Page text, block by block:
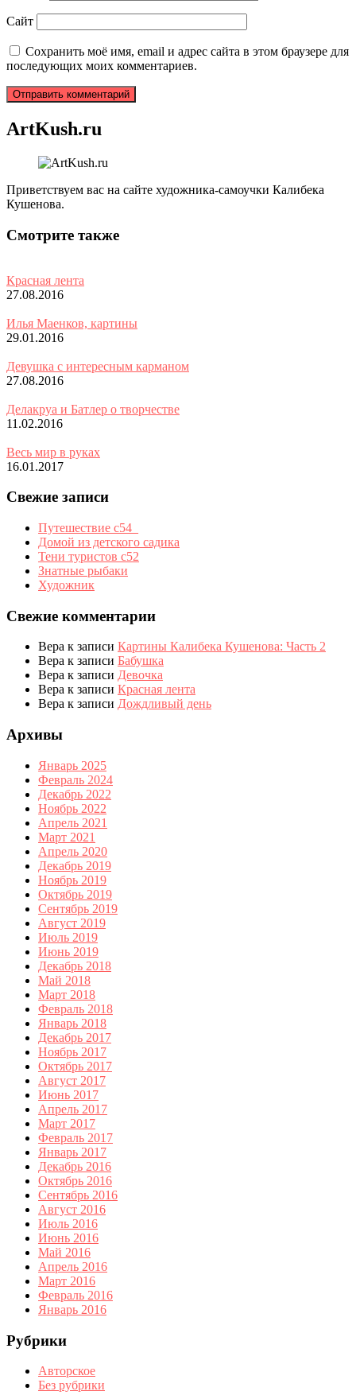
Сайт
Сохранить моё имя, email и адрес сайта в этом браузере для
последующих моих комментариев.
ArtKush.ru
Приветствуем вас на сайте художника-самоучки Калибека
Кушенова.
Смотрите также
Красная лента
27.08.2016
Илья Маенков, картины
29.01.2016
Девушка с интересным карманом
27.08.2016
Делакруа и Батлер о творчестве
11.02.2016
Весь мир в руках
16.01.2017
Свежие записи
Путешествие с54_
Домой из детского садика
Тени туристов с52
Знатные рыбаки
Художник
Свежие комментарии
Вера к записи Картины Калибека Кушенова: Часть 2
Вера к записи Бабушка
Вера к записи Девочка
Вера к записи Красная лента
Вера к записи Дождливый день
Архивы
Январь 2025
Февраль 2024
Декабрь 2022
Ноябрь 2022
Апрель 2021
Март 2021
Апрель 2020
Декабрь 2019
Ноябрь 2019
Октябрь 2019
Сентябрь 2019
Август 2019
Июль 2019
Июнь 2019
Декабрь 2018
Май 2018
Март 2018
Февраль 2018
Январь 2018
Декабрь 2017
Ноябрь 2017
Октябрь 2017
Август 2017
Июнь 2017
Апрель 2017
Март 2017
Февраль 2017
Январь 2017
Декабрь 2016
Октябрь 2016
Сентябрь 2016
Август 2016
Июль 2016
Июнь 2016
Май 2016
Апрель 2016
Март 2016
Февраль 2016
Январь 2016
Рубрики
Авторское
Без рубрики